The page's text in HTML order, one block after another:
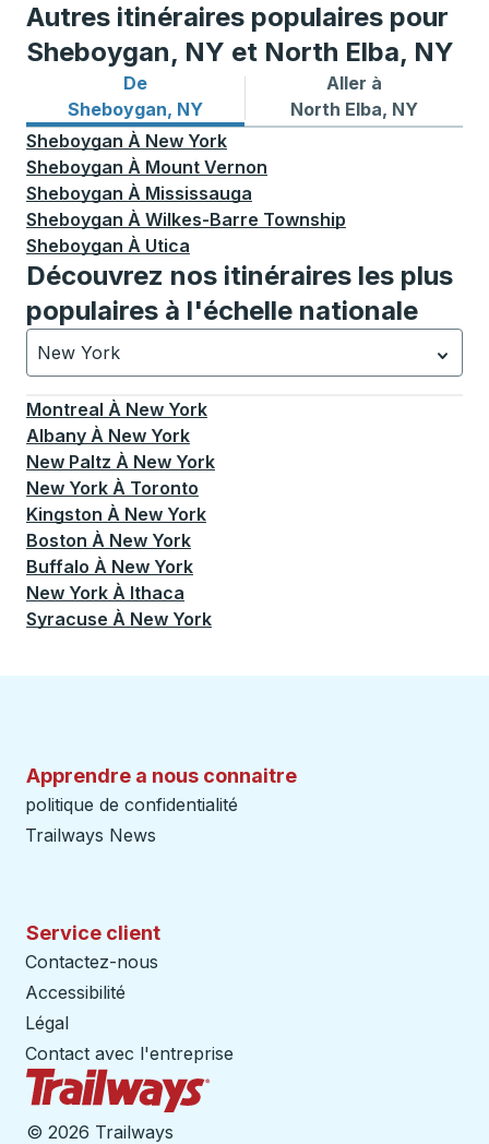
Autres itinéraires populaires pour
Sheboygan, NY et North Elba, NY
De
Sheboygan, NY
Itinéraires de bus depuis Sheboygan, NY
Aller à
North Elba, NY
Itinéraires de bus vers
Sheboygan À New York
Sheboygan À Mount Vernon
Sheboygan À Mississauga
Sheboygan À Wilkes-Barre Township
Sheboygan À Utica
Découvrez nos itinéraires les plus
populaires à l'échelle nationale
New York
Actuellement sélectionné: New York.La sélection est
Montreal À New York
Albany À New York
New Paltz À New York
New York À Toronto
Kingston À New York
Boston À New York
Buffalo À New York
New York À Ithaca
Syracuse À New York
Apprendre a nous connaitre
politique de confidentialité
Trailways News
Service client
Contactez-nous
Accessibilité
Légal
Contact avec l'entreprise
© 2026 Trailways